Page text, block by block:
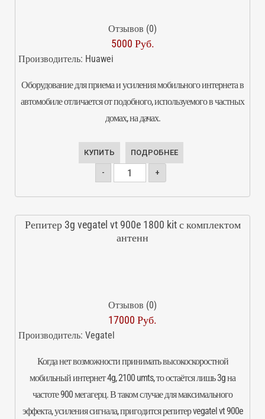
Отзывов (0)
5000 Руб.
Производитель: Huawei
Оборудование для приема и усиления мобильного интернета в
автомобиле отличается от подобного, используемого в частных
домах, на дачах.
КУПИТЬ ПОДРОБНЕЕ
- +
Репитер 3g vegatel vt 900e 1800 kit с комплектом
антенн
Отзывов (0)
17000 Руб.
Производитель: Vegatel
Когда нет возможности принимать высокоскоростной
мобильный интернет 4g, 2100 umts, то остаётся лишь 3g на
частоте 900 мегагерц. В таком случае для максимального
эффекта, усиления сигнала, пригодится репитер vegatel vt 900e